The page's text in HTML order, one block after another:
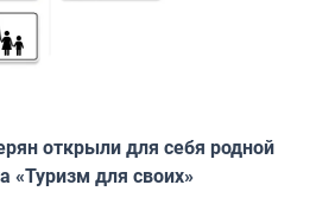
открыли для себя родной
«Туризм для своих»